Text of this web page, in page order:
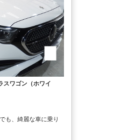
スワゴン（ホワイ
も、綺麗な車に乗り